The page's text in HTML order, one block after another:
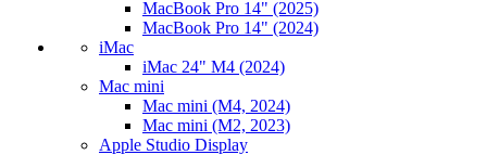
MacBook Pro 14" (2025)
MacBook Pro 14" (2024)
iMac
iMac 24" M4 (2024)
Mac mini
Mac mini (M4, 2024)
Mac mini (M2, 2023)
Apple Studio Display